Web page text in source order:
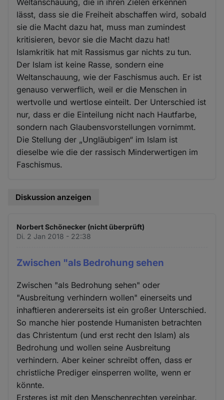
lässt, dass sie die Freiheit abschaffen wird, sobald
sie die Macht dazu hat, muss man zumindest
kritisieren, bevor sie die Macht dazu hat!
Islamkritik hat mit Rassismus gar nichts zu tun.
Der Islam ist keine Rasse, sondern eine
Weltanschauung, wie der Faschismus auch. Er ist
genauso verwerflich, weil er die Menschen in
wertvolle und wertlose einteilt. Der Unterschied ist
nur, dass er die Einteilung nicht nach Hautfarbe,
sondern nach Glaubensvorstellungen vornimmt.
Die Stellung der „Ungläubigen“ im Islam ist
dieselbe wie die der rassisch Minderwertigen im
Faschismus.
Diskussion anzeigen
Norbert Schönecker (nicht überprüft)
Di. 2 Jan 2018 - 22:38
Zwischen "als Bedrohung sehen
Zwischen "als Bedrohung sehen" oder
"Ausbreitung verhindern wollen" einerseits und
inhaftieren andererseits ist ein großer Unterschied.
So manche hier postende Humanisten betrachten
das Christentum (und erst recht den Islam) als
Bedrohung und wollen seine Ausbreitung
verhindern. Aber keiner schreibt offen, dass er
christliche Prediger einsperren wollte, wenn er
könnte.
Ersteres ist mit den Menschenrechten vereinbar.